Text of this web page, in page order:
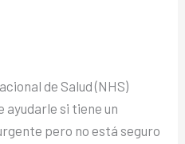
de Salud (NHS)
ayudarle si tiene un
pero no está seguro